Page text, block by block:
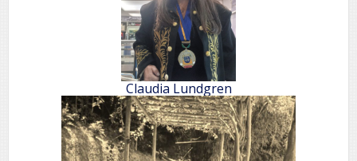
Claudia Lundgren